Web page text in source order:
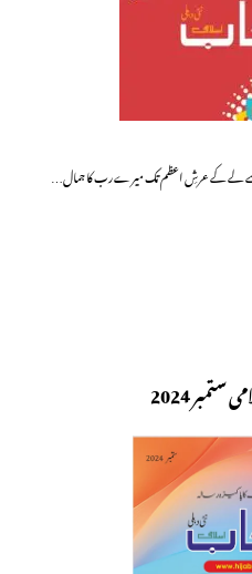
سے لے کے عرشِ اعظم تک میرے رب کا جمال…
2024